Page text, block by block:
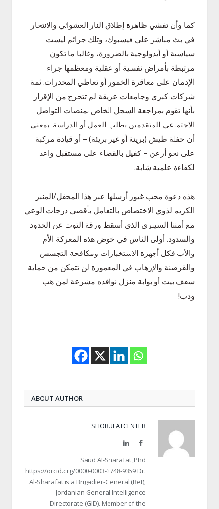
كما وأن تفشي ظاهرة إطلاق النار العشوائي والانتحار
في بث مباشر على فيسبوك، وتلك جرائم ليست
سياسية أو أيدولوجية بالضرورة، وغالبا ما تكون
مرتبطة بأمراض نفسية أو عقلية ومعظمها جراء
الإدمان على معاقرة الخمور أو تعاطي المخدرات. ثمة
شركات كبرى وجامعات عريقة لم تتحرج من الإقرار
بأنها تقوم بمراجعة السجل الخاص بمنصات التواصل
الاجتماعي للمتقدمين بطلب العمل أو الدراسة. بمعنى
أن حفلة طيش (بريئة أو غير بريئة) – أو قيادة مركبة
على نحو أرعن – كفيل بالقضاء على مستقبل واعد
لكفاءة علمية شابة.
هذه دعوة محب غيور أرسلها عبر هذا المحفل/المنبر
الكريم لذوي الاختصاص بالتعامل بأقصى درجات الوعي
مع أمننا السيبري الذي أسقط ورقة التوت عن الحدود
والسدود. أولى الناس في خوض هذه المعركة الأم
والأب فكل أجهزة الاستخبارات ومكافحة التجسس
والقرصنة والإرهاب في المعمورة لن تتمكن من حماية
سقف بيت أو بوابة منزل نوافذه مشرعة لمن هب
ودب!
ABOUT AUTHOR
SHORUFATCENTER
Facebook
LinkedIn
Saud Al-Sharafat ,Phd
https://orcid.org/0000-0003-3748-9359 Dr.
Al-Sharafat is a Brigadier-General (Ret),
Jordanian General Intelligence
Directorate (GID). Member of the